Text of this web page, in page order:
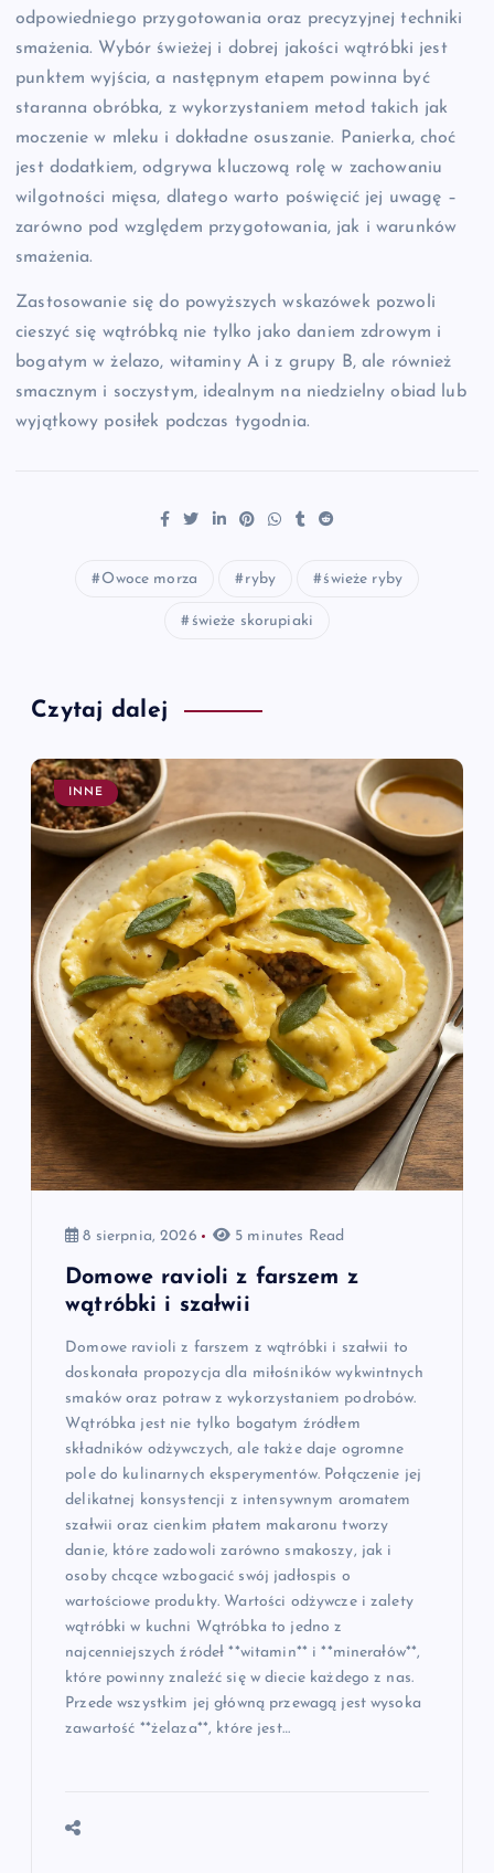
odpowiedniego przygotowania oraz precyzyjnej techniki
smażenia. Wybór świeżej i dobrej jakości wątróbki jest
punktem wyjścia, a następnym etapem powinna być
staranna obróbka, z wykorzystaniem metod takich jak
moczenie w mleku i dokładne osuszanie. Panierka, choć
jest dodatkiem, odgrywa kluczową rolę w zachowaniu
wilgotności mięsa, dlatego warto poświęcić jej uwagę –
zarówno pod względem przygotowania, jak i warunków
smażenia.
Zastosowanie się do powyższych wskazówek pozwoli
cieszyć się wątróbką nie tylko jako daniem zdrowym i
bogatym w żelazo, witaminy A i z grupy B, ale również
smacznym i soczystym, idealnym na niedzielny obiad lub
wyjątkowy posiłek podczas tygodnia.
Owoce morza ryby świeże ryby
świeże skorupiaki
Czytaj dalej
INNE
8 sierpnia, 2026 5 minutes Read
Domowe ravioli z farszem z
wątróbki i szałwii
Domowe ravioli z farszem z wątróbki i szałwii to
doskonała propozycja dla miłośników wykwintnych
smaków oraz potraw z wykorzystaniem podrobów.
Wątróbka jest nie tylko bogatym źródłem
składników odżywczych, ale także daje ogromne
pole do kulinarnych eksperymentów. Połączenie jej
delikatnej konsystencji z intensywnym aromatem
szałwii oraz cienkim płatem makaronu tworzy
danie, które zadowoli zarówno smakoszy, jak i
osoby chcące wzbogacić swój jadłospis o
wartościowe produkty. Wartości odżywcze i zalety
wątróbki w kuchni Wątróbka to jedno z
najcenniejszych źródeł **witamin** i **minerałów**,
które powinny znaleźć się w diecie każdego z nas.
Przede wszystkim jej główną przewagą jest wysoka
zawartość **żelaza**, które jest…